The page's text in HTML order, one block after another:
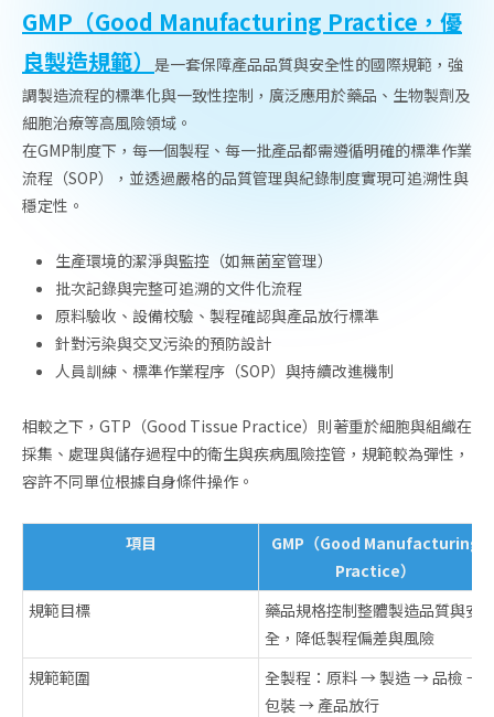
GMP（Good Manufacturing Practice，優
良製造規範）
是一套保障產品品質與安全性的國際規範，強
調製造流程的標準化與一致性控制，廣泛應用於藥品、生物製劑及
細胞治療等高風險領域。
在GMP制度下，每一個製程、每一批產品都需遵循明確的標準作業
流程（SOP），並透過嚴格的品質管理與紀錄制度實現可追溯性與
穩定性。
生產環境的潔淨與監控（如無菌室管理）
批次記錄與完整可追溯的文件化流程
原料驗收、設備校驗、製程確認與產品放行標準
針對污染與交叉污染的預防設計
人員訓練、標準作業程序（SOP）與持續改進機制
相較之下，GTP（Good Tissue Practice）則著重於細胞與組織在
採集、處理與儲存過程中的衛生與疾病風險控管，規範較為彈性，
容許不同單位根據自身條件操作。
項目
GMP（Good Manufacturing
Practice）
規範目標
藥品規格控制整體製造品質與安
全，降低製程偏差與風險
規範範圍
全製程：原料 → 製造 → 品檢 →
包裝 → 產品放行